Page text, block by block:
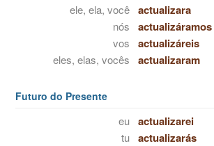
ele, ela, você actualizara
nós actualizáramos
vos actualizáreis
eles, elas, vocês actualizaram
Futuro do Presente
eu actualizarei
tu actualizarás